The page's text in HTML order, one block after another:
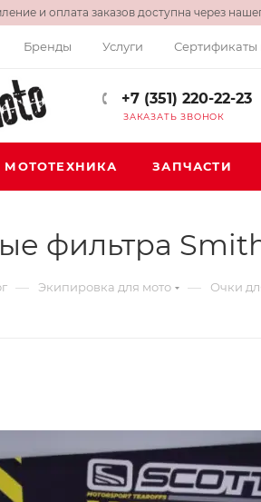
и оплата заказов доступна через
Бренды Услуги
+7 (351) 220-22-23
ЗАКАЗАТЬ ЗВОНОК
МОТОТЕХНИКА ЗАПЧАСТИ
фильтра
— Экипировка для мото — Очки